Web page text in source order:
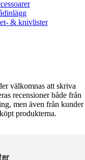
& knivlister
välkomnas att skriva
recensioner både från
men även från kunder
produkterna.